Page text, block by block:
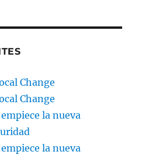
Change
Change
la nueva
la nueva